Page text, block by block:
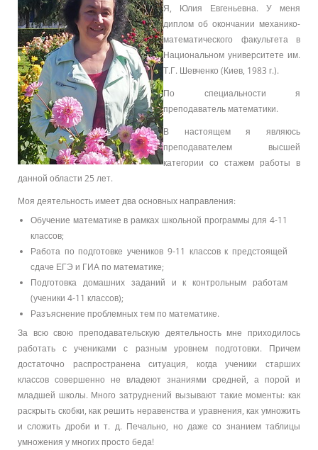
Я, Юлия Евгеньевна. У меня
диплом об окончании механико-
математического факультета в
Национальном университете им.
Т.Г. Шевченко (Киев, 1983 г.).
По специальности я
преподаватель математики.
В настоящем я являюсь
преподавателем высшей
категории со стажем работы в
данной области 25 лет.
Моя деятельность имеет два основных направления:
Обучение математике в рамках школьной программы для 4-11
классов;
Работа по подготовке учеников 9-11 классов к предстоящей
сдаче ЕГЭ и ГИА по математике;
Подготовка домашних заданий и к контрольным работам
(ученики 4-11 классов);
Разъяснение проблемных тем по математике.
За всю свою преподавательскую деятельность мне приходилось
работать с учениками с разным уровнем подготовки. Причем
достаточно распространена ситуация, когда ученики старших
классов совершенно не владеют знаниями средней, а порой и
младшей школы. Много затруднений вызывают такие моменты: как
раскрыть скобки, как решить неравенства и уравнения, как умножить
и сложить дроби и т. д. Печально, но даже со знанием таблицы
умножения у многих просто беда!